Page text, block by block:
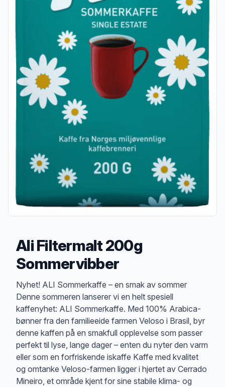
Ali Filtermalt 200g
Sommervibber
Produktbeskrivelse
Nyhet! ALI Sommerkaffe – en smak av sommer
Denne sommeren lanserer vi en helt spesiell
kaffenyhet: ALI Sommerkaffe. Med 100% Arabica-
bønner fra den familieeide farmen Veloso i Brasil, byr
denne kaffen på en smakfull opplevelse som passer
perfekt til lyse, lange dager – enten du nyter den varm
eller som en forfriskende iskaffe Kaffe med kvalitet
og omtanke Veloso-farmen ligger i hjertet av Cerrado
Mineiro, et område kjent for sine stabile klima- og